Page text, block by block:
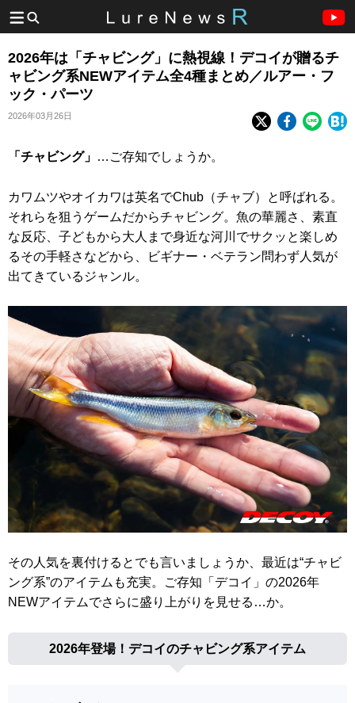
2026年は「チャビング」に熱視線！デコイが贈るチ
ャビング系NEWアイテム全4種まとめ／ルアー・フ
ック・パーツ
2026年03月26日
「チャビング」 …ご存知でしょうか。
カワムツやオイカワは英名でChub（チャブ）と呼ばれる。
それらを狙うゲームだからチャビング。魚の華麗さ、素直
な反応、子どもから大人まで身近な河川でサクッと楽しめ
るその手軽さなどから、ビギナー・ベテラン問わず人気が
出てきているジャンル。
その人気を裏付けるとでも言いましょうか、最近は“チャビ
ング系”のアイテムも充実。ご存知「デコイ」の2026年
NEWアイテムでさらに盛り上がりを見せる…か。
2026年登場！デコイのチャビング系アイテム